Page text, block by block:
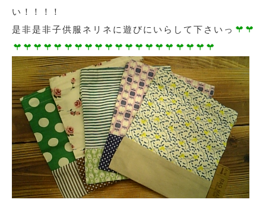
い！！！！
是非是非子供服ネリネに遊びにいらして下さいっ